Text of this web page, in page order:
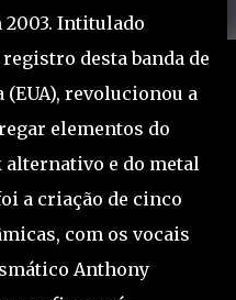
2003. Intitulado
registro desta banda de
revolucionou a
elementos do
alternativo e do metal
a criação de cinco
com os vocais
Anthony